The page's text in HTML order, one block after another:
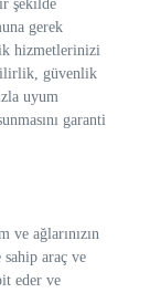
şekilde
gerek
hizmetlerinizi
güvenlik
uyum
garanti
ve ağlarınızın
araç ve
eder ve